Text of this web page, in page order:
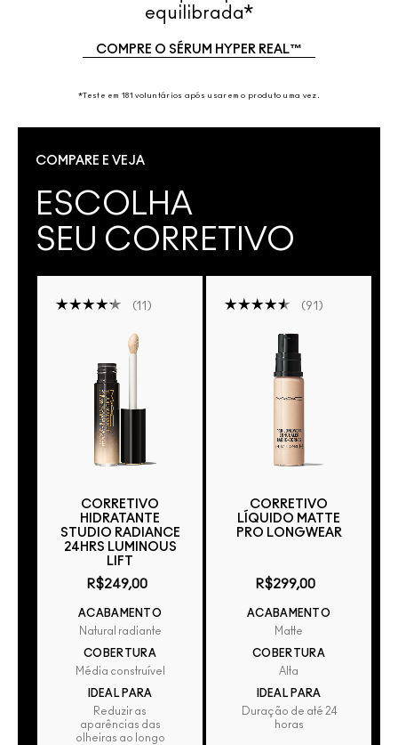
equilibrada*
COMPRE O SÉRUM HYPER REAL™
*Teste em 181 voluntários após usarem o produto uma vez.
COMPARE E VEJA
ESCOLHA
SEU CORRETIVO
11
CORRETIVO
HIDRATANTE
STUDIO RADIANCE
24HRS LUMINOUS
LIFT
R$249,00
ACABAMENTO
Natural radiante
COBERTURA
Média construível
IDEAL PARA
Reduzir as
aparências das
olheiras ao longo
91
CORRETIVO
LÍQUIDO MATTE
PRO LONGWEAR
R$299,00
ACABAMENTO
Matte
COBERTURA
Alta
IDEAL PARA
Duração de até 24
horas